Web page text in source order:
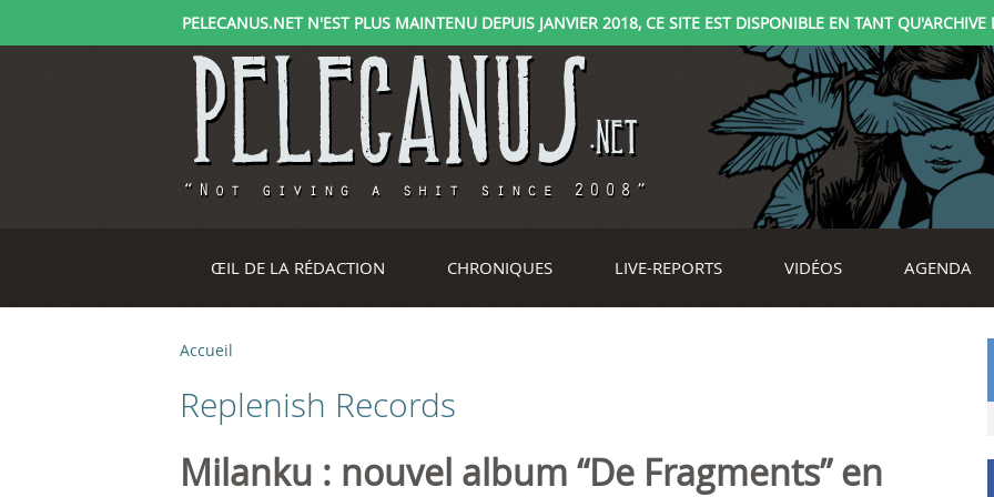
PELECANUS.NET N'EST PLUS MAINTENU DEPUIS JANVIER 2018, CE SITE EST DISPONIBLE EN TANT
ŒIL DE LA RÉDACTION CHRONIQUES LIVE-REPORTS VIDÉOS AGENDA
V
o
u
Accueil
Replenish Records
Milanku : nouvel album “De Fragments” en